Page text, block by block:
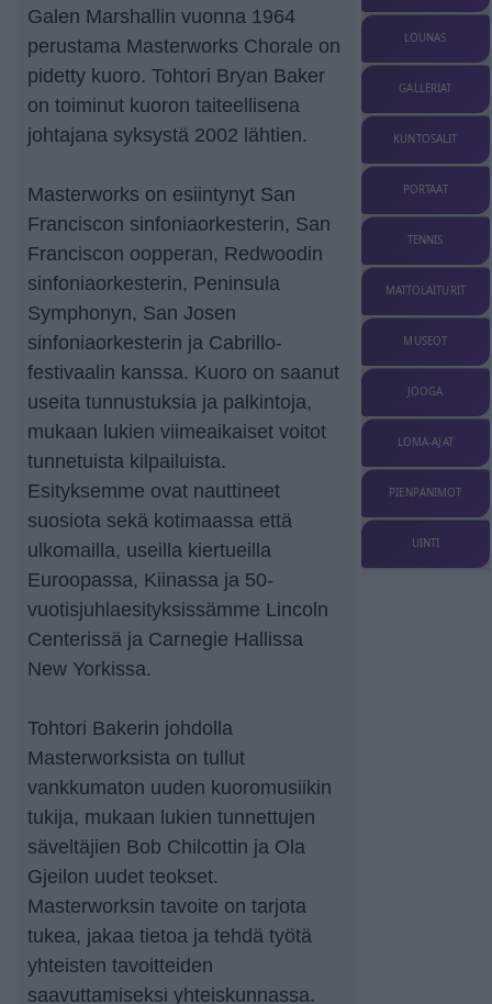
Galen Marshallin vuonna 1964
perustama Masterworks Chorale on
pidetty kuoro. Tohtori Bryan Baker
on toiminut kuoron taiteellisena
johtajana syksystä 2002 lähtien.
Masterworks on esiintynyt San
Franciscon sinfoniaorkesterin, San
Franciscon oopperan, Redwoodin
sinfoniaorkesterin, Peninsula
Symphonyn, San Josen
sinfoniaorkesterin ja Cabrillo-
festivaalin kanssa. Kuoro on saanut
useita tunnustuksia ja palkintoja,
mukaan lukien viimeaikaiset voitot
tunnetuista kilpailuista.
Esityksemme ovat nauttineet
suosiota sekä kotimaassa että
ulkomailla, useilla kiertueilla
Euroopassa, Kiinassa ja 50-
vuotisjuhlaesityksissämme Lincoln
Centerissä ja Carnegie Hallissa
New Yorkissa.
Tohtori Bakerin johdolla
Masterworksista on tullut
vankkumaton uuden kuoromusiikin
tukija, mukaan lukien tunnettujen
säveltäjien Bob Chilcottin ja Ola
Gjeilon uudet teokset.
Masterworksin tavoite on tarjota
tukea, jakaa tietoa ja tehdä työtä
yhteisten tavoitteiden
saavuttamiseksi yhteiskunnassa.
LOUNAS
GALLERIAT
KUNTOSALIT
PORTAAT
TENNIS
MATTOLAITURIT
MUSEOT
JOOGA
LOMA-AJAT
PIENPANIMOT
UINTI